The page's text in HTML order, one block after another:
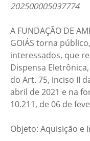
202500005037774
A FUNDAÇÃO DE
GOIÁS torna
interessados, que
Dispensa
do Art. 75, inciso II
abril de 2021 e na
10.211, de 06 de
Objeto: Aquisição e